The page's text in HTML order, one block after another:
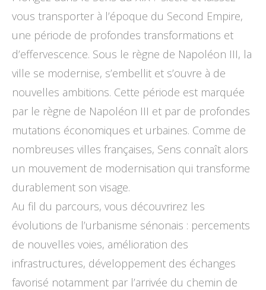
vous transporter à l’époque du Second Empire,
une période de profondes transformations et
d’effervescence. Sous le règne de Napoléon III, la
ville se modernise, s’embellit et s’ouvre à de
nouvelles ambitions. Cette période est marquée
par le règne de Napoléon III et par de profondes
mutations économiques et urbaines. Comme de
nombreuses villes françaises, Sens connaît alors
un mouvement de modernisation qui transforme
durablement son visage.
Au fil du parcours, vous découvrirez les
évolutions de l’urbanisme sénonais : percements
de nouvelles voies, amélioration des
infrastructures, développement des échanges
favorisé notamment par l’arrivée du chemin de